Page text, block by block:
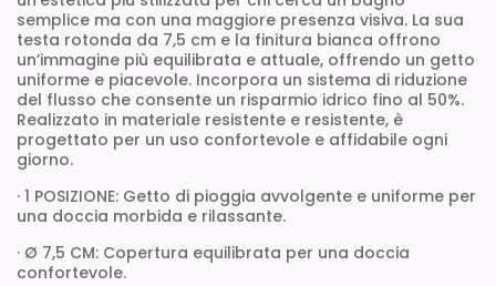
semplice ma con una maggiore presenza visiva. La sua
testa rotonda da 7,5 cm e la finitura bianca offrono
un’immagine più equilibrata e attuale, offrendo un getto
uniforme e piacevole. Incorpora un sistema di riduzione
del flusso che consente un risparmio idrico fino al 50%.
Realizzato in materiale resistente e resistente, è
progettato per un uso confortevole e affidabile ogni
giorno.
· 1 POSIZIONE: Getto di pioggia avvolgente e uniforme per
una doccia morbida e rilassante.
· Ø 7,5 CM: Copertura equilibrata per una doccia
confortevole.